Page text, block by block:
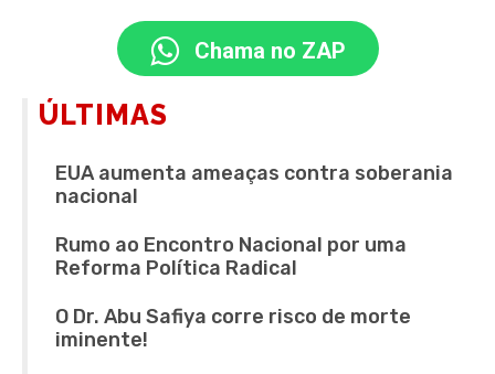
Chama no ZAP
ÚLTIMAS
EUA aumenta ameaças contra soberania
nacional
Rumo ao Encontro Nacional por uma
Reforma Política Radical
O Dr. Abu Safiya corre risco de morte
iminente!